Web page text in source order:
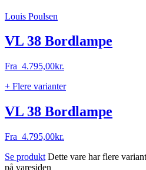
Louis Poulsen
VL 38 Bordlampe
Fra 4.795,00kr.
+ Flere varianter
VL 38 Bordlampe
Fra 4.795,00kr.
Se produkt Dette vare har flere
på varesiden